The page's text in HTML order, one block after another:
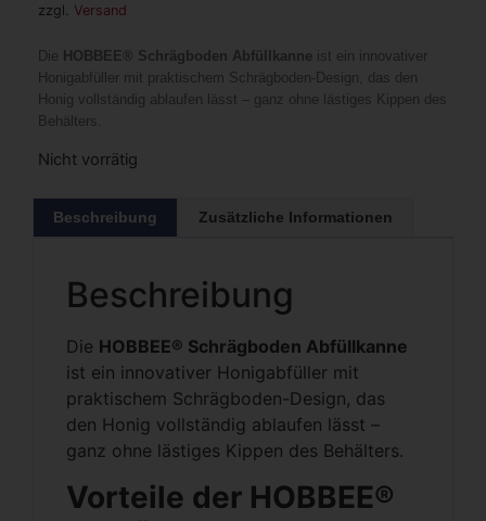
zzgl. Versand
Die HOBBEE® Schrägboden Abfüllkanne ist ein innovativer
Honigabfüller mit praktischem Schrägboden-Design, das den
Honig vollständig ablaufen lässt – ganz ohne lästiges Kippen des
Behälters.
Nicht vorrätig
Beschreibung Zusätzliche Informationen
Beschreibung
Die HOBBEE® Schrägboden Abfüllkanne
ist ein innovativer Honigabfüller mit
praktischem Schrägboden-Design, das
den Honig vollständig ablaufen lässt –
ganz ohne lästiges Kippen des Behälters.
Vorteile der HOBBEE®